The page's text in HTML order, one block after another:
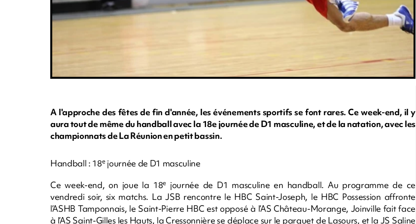
A l'approche des fêtes de fin d'année, les événements sportifs se font rares. Ce week-end, il y
aura tout de même du handball avec la 18e journée de D1 masculine, et de la natation, avec les
championnats de La Réunion en petit bassin.
Handball : 18ejournée de D1 masculine
Ce week-end, on joue la 18ejournée de D1 masculine en handball. Au programme de ce
vendredi soir, six matchs. La JSB rencontre le HBC Saint-Joseph, le HBC Possession affronte
l’ASHB Tamponnais, le Saint-Pierre HBC est opposé à l’AS Château-Morange, Joinville fait face
à l’AS Saint-Gilles les Hauts, la Cressonnière se déplace sur le parquet de Lasours, et la JS Saline